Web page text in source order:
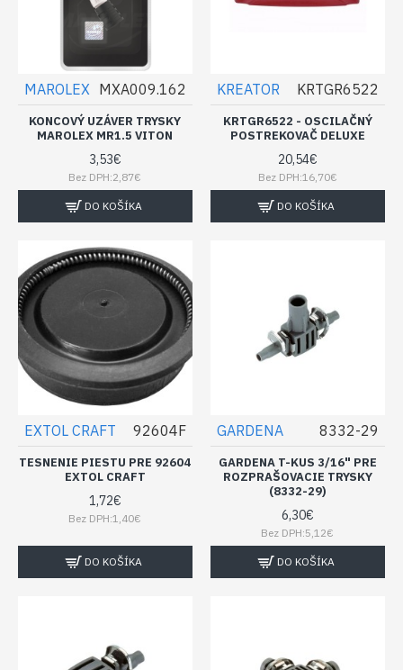
MAROLEX MXA009.162
KONCOVÝ UZÁVER TRYSKY
MAROLEX MR1.5 VITON
3,53€
Bez DPH:2,87€
DO KOŠÍKA
KREATOR KRTGR6522
KRTGR6522 - OSCILAČNÝ
POSTREKOVAČ DELUXE
20,54€
Bez DPH:16,70€
DO KOŠÍKA
EXTOL CRAFT 92604F
TESNENIE PIESTU PRE 92604
EXTOL CRAFT
1,72€
Bez DPH:1,40€
DO KOŠÍKA
GARDENA 8332-29
GARDENA T-KUS 3/16" PRE
ROZPRAŠOVACIE TRYSKY
(8332-29)
6,30€
Bez DPH:5,12€
DO KOŠÍKA